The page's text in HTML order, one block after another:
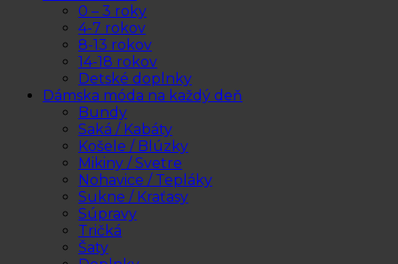
0 – 3 roky
4-7 rokov
8-13 rokov
14-18 rokov
Detské doplnky
Dámska móda na každý deň
Bundy
Saká / Kabáty
Košele / Blúzky
Mikiny / Svetre
Nohavice / Tepláky
Sukne / Kraťasy
Súpravy
Tričká
Šaty